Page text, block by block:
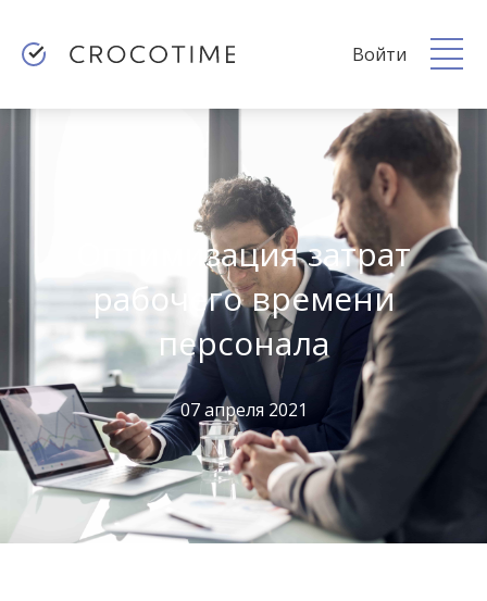
Войти
Оптимизация затрат
рабочего времени
персонала
07 апреля 2021